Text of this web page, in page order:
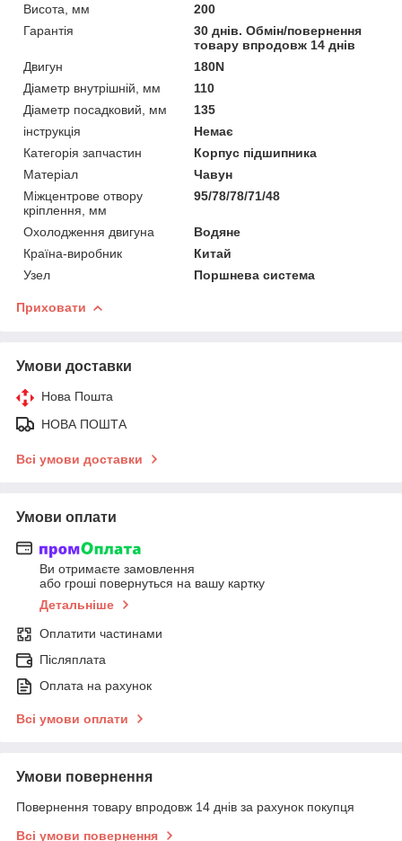
Висота, мм
200
Гарантія
30 днів. Обмін/повернення
товару впродовж 14 днів
Двигун
180N
Діаметр внутрішній, мм
110
Діаметр посадковий, мм
135
інструкція
Немає
Категорія запчастин
Корпус підшипника
Матеріал
Чавун
Міжцентрове отвору
кріплення, мм
95/78/78/71/48
Охолодження двигуна
Водяне
Країна-виробник
Китай
Узел
Поршнева система
Приховати
Умови доставки
Нова Пошта
НОВА ПОШТА
Всі умови доставки
Умови оплати
Ви отримаєте замовлення
або гроші повернуться на вашу картку
Детальніше
Оплатити частинами
Післяплата
Оплата на рахунок
Всі умови оплати
Умови повернення
Повернення товару впродовж 14 днів за рахунок покупця
Всі умови повернення